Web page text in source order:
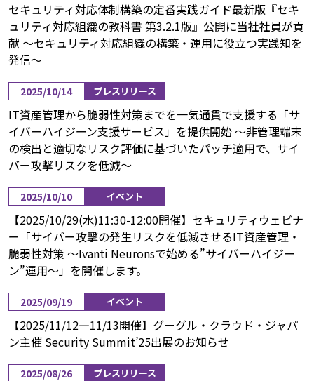
セキュリティ対応体制構築の定番実践ガイド最新版『セキ
ュリティ対応組織の教科書 第3.2.1版』公開に当社社員が貢
献 ～セキュリティ対応組織の構築・運用に役立つ実践知を
発信～
2025/10/14 プレスリリース
IT資産管理から脆弱性対策までを一気通貫で支援する「サ
イバーハイジーン支援サービス」を提供開始 ～非管理端末
の検出と適切なリスク評価に基づいたパッチ適用で、サイ
バー攻撃リスクを低減～
2025/10/10 イベント
【2025/10/29(水)11:30-12:00開催】セキュリティウェビナ
ー「サイバー攻撃の発生リスクを低減させるIT資産管理・
脆弱性対策 ～Ivanti Neuronsで始める”サイバーハイジー
ン”運用～」を開催します。
2025/09/19 イベント
【2025/11/12―11/13開催】グーグル・クラウド・ジャパ
ン主催 Security Summit’25出展のお知らせ
2025/08/26 プレスリリース